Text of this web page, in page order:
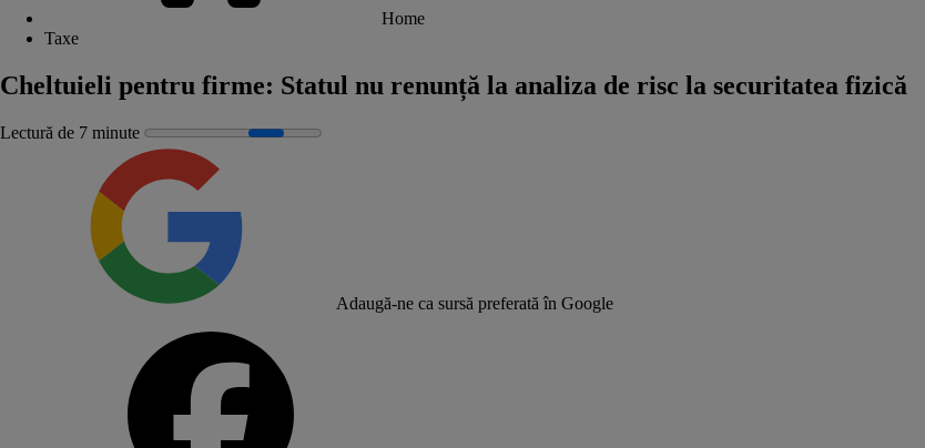
Home
Taxe
Cheltuieli pentru firme: Statul nu renunță la analiza de risc la securitatea fizică
Lectură de 7 minute
Adaugă-ne ca sursă preferată în Google